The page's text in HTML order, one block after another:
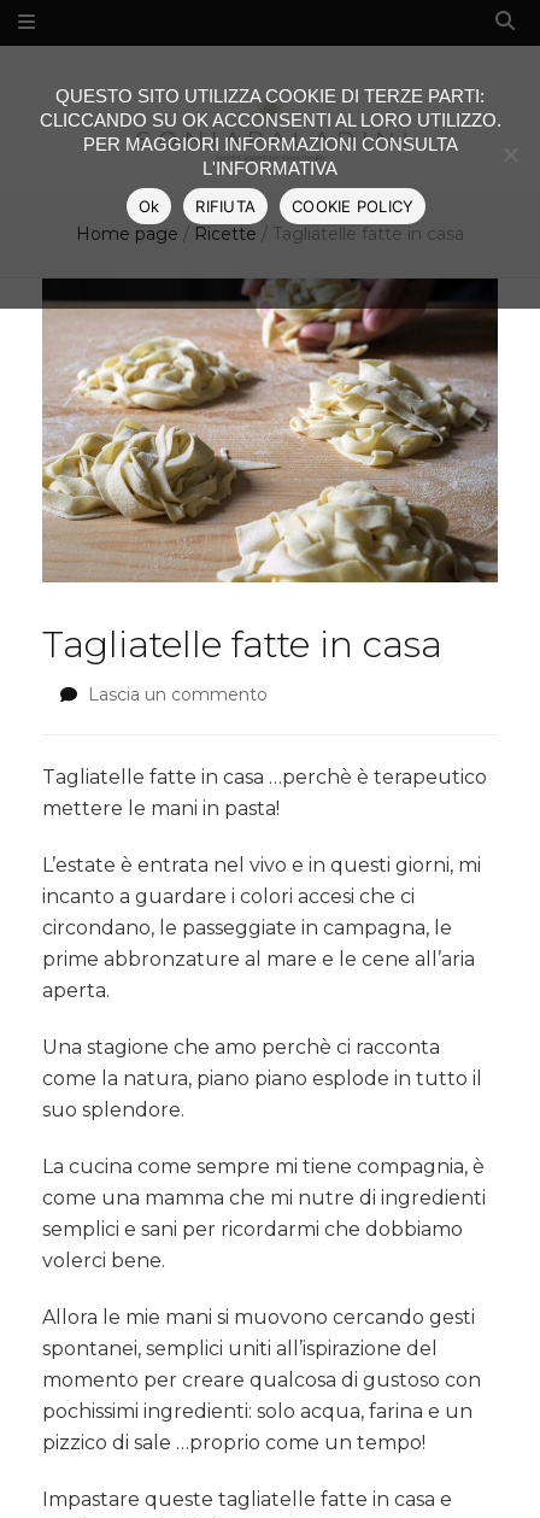
Home page / Ricette / Tagliatelle fatte in casa
Tagliatelle fatte in casa
Lascia un commento
casa
Tagliatelle fatte in casa …perchè è terapeutico
mettere le mani in pasta!
L’estate è entrata nel vivo e in questi giorni, mi
incanto a guardare i colori accesi che ci
circondano, le passeggiate in campagna, le
prime abbronzature al mare e le cene all’aria
aperta.
Una stagione che amo perchè ci racconta
come la natura, piano piano esplode in tutto il
suo splendore.
La cucina come sempre mi tiene compagnia, è
come una mamma che mi nutre di ingredienti
semplici e sani per ricordarmi che dobbiamo
volerci bene.
Allora le mie mani si muovono cercando gesti
spontanei, semplici uniti all’ispirazione del
momento per creare qualcosa di gustoso con
pochissimi ingredienti: solo acqua, farina e un
pizzico di sale …proprio come un tempo!
Impastare queste tagliatelle fatte in casa e
QUESTO SITO UTILIZZA COOKIE DI TERZE PARTI:
CLICCANDO SU OK ACCONSENTI AL LORO UTILIZZO.
PER MAGGIORI INFORMAZIONI CONSULTA
L'INFORMATIVA
Ok RIFIUTA COOKIE POLICY